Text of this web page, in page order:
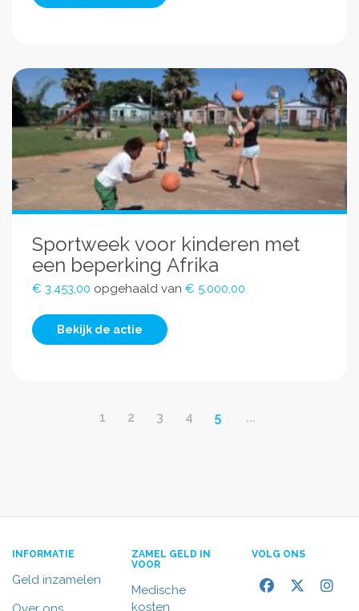
Sportweek voor kinderen met
een beperking Afrika
€ 3.453,00 opgehaald van € 5.000,00
Bekijk de actie
1 2 3 4 5 ...
INFORMATIE
Geld inzamelen
ZAMEL GELD IN
VOOR
Medische
kosten
VOLG ONS